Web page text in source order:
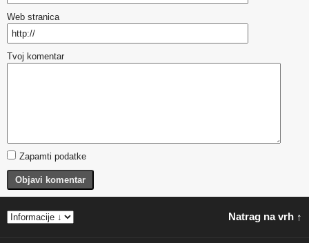
Web stranica
Tvoj komentar
Zapamti podatke
Objavi komentar
Natrag na vrh ↑